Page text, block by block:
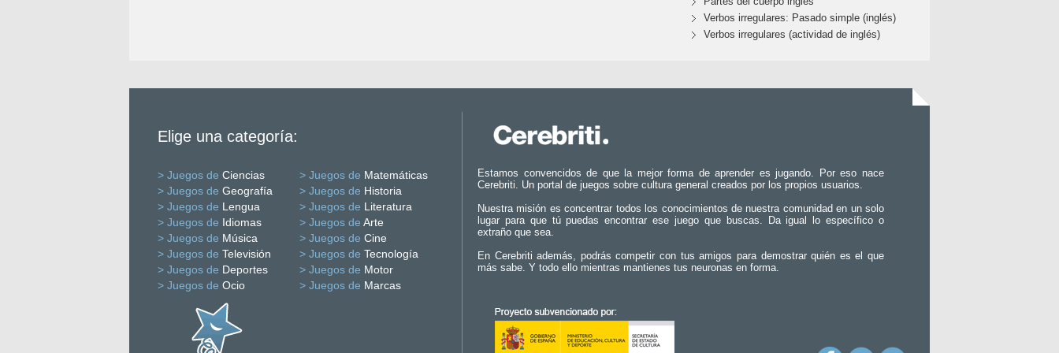
Verbos irregulares: Pasado simple (inglés)
Verbos irregulares (actividad de inglés)
Elige una categoría:
> Juegos de Ciencias > Juegos de Matemáticas
> Juegos de Geografía > Juegos de Historia
> Juegos de Lengua > Juegos de Literatura
> Juegos de Idiomas > Juegos de Arte
> Juegos de Música > Juegos de Cine
> Juegos de Televisión > Juegos de Tecnología
> Juegos de Deportes > Juegos de Motor
> Juegos de Ocio > Juegos de Marcas
Estamos convencidos de que la mejor forma de aprender es jugando. Por eso nace
Cerebriti. Un portal de juegos sobre cultura general creados por los propios usuarios.
Nuestra misión es concentrar todos los conocimientos de nuestra comunidad en un solo
lugar para que tú puedas encontrar ese juego que buscas. Da igual lo específico o
extraño que sea.
En Cerebriti además, podrás competir con tus amigos para demostrar quién es el que
más sabe. Y todo ello mientras mantienes tus neuronas en forma.